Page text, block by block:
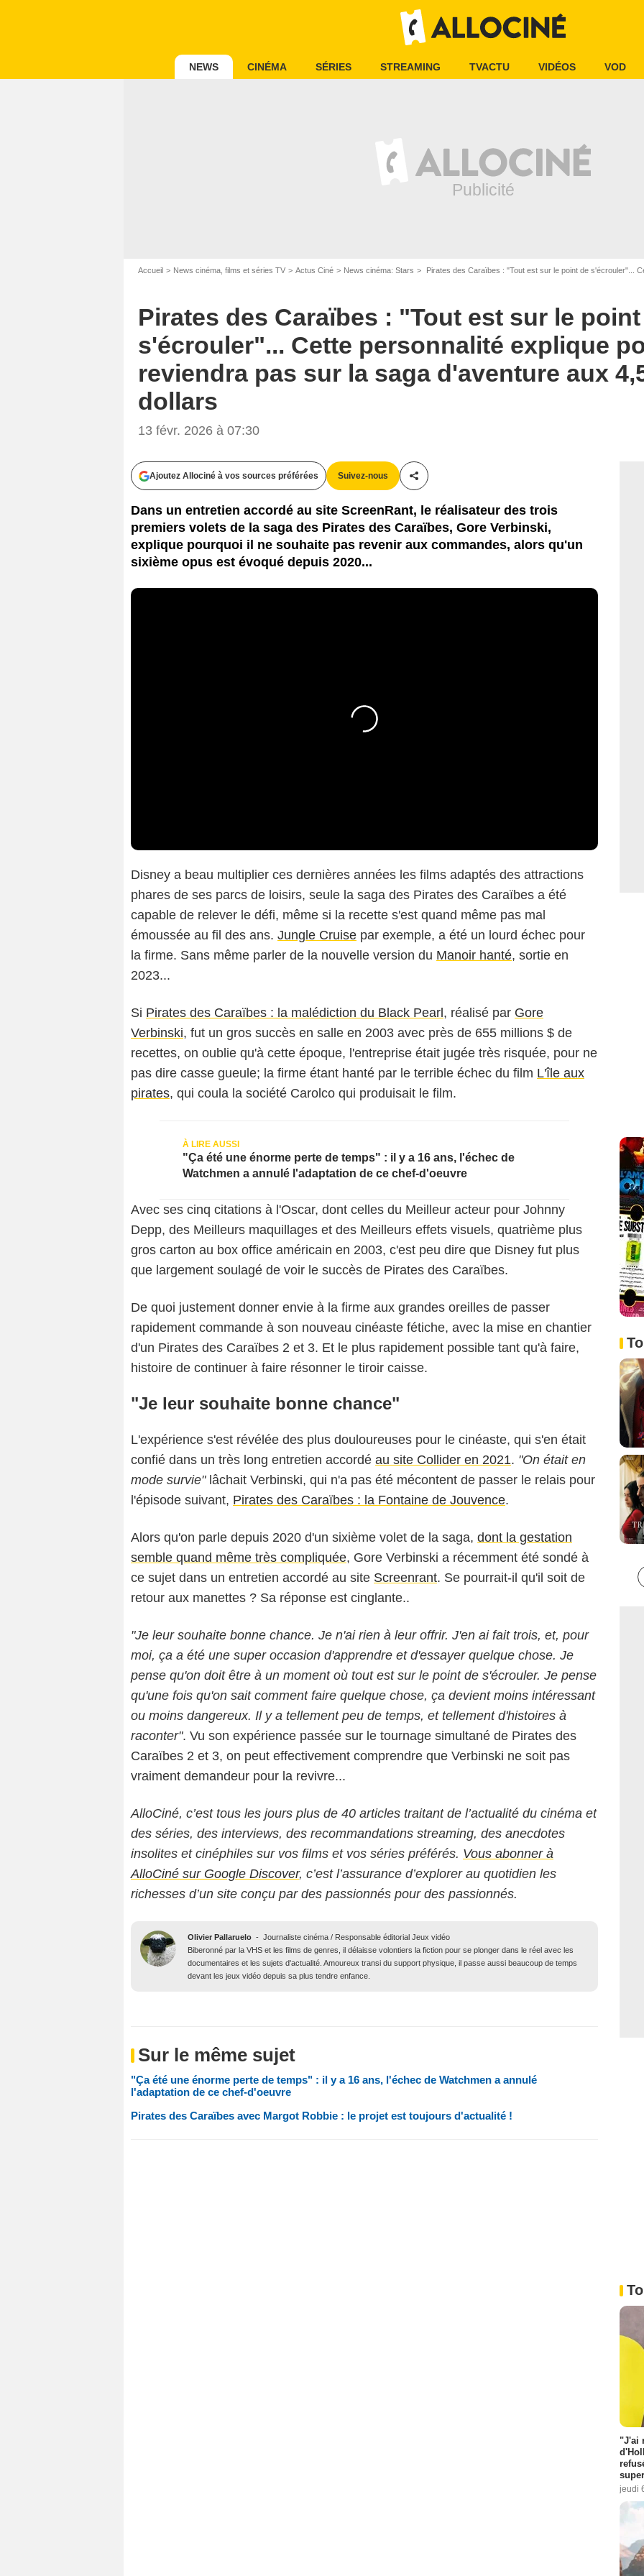
NEWS CINÉMA SÉRIES STREAMING TVACTU VIDÉOS VOD
Accueil News cinéma, films et séries TV Actus Ciné News cinéma: Stars Pirates des Caraïbes : "Tout est sur le point de s'écrouler"... Cette personnalité explique
Pirates des Caraïbes : "Tout est sur le
s'écrouler"... Cette personnalité explique
reviendra pas sur la saga d'aventure aux
dollars
13 févr. 2026 à 07:30
Ajoutez Allociné à vos sources préférées Suivez-nous
Partager cet article
Dans un entretien accordé au site ScreenRant, le réalisateur des trois
premiers volets de la saga des Pirates des Caraïbes, Gore Verbinski,
explique pourquoi il ne souhaite pas revenir aux commandes, alors qu'un
sixième opus est évoqué depuis 2020...
Disney a beau multiplier ces dernières années les films adaptés des attractions
phares de ses parcs de loisirs, seule la saga des Pirates des Caraïbes a été
capable de relever le défi, même si la recette s'est quand même pas mal
émoussée au fil des ans. Jungle Cruise par exemple, a été un lourd échec pour
la firme. Sans même parler de la nouvelle version du Manoir hanté, sortie en
2023...
Si Pirates des Caraïbes : la malédiction du Black Pearl , réalisé par Gore
Verbinski, fut un gros succès en salle en 2003 avec près de 655 millions $ de
recettes, on oublie qu'à cette époque, l'entreprise était jugée très risquée, pour ne
pas dire casse gueule; la firme étant hanté par le terrible échec du film L'île aux
pirates, qui coula la société Carolco qui produisait le film.
"Ça été une énorme perte de temps" : il y a 16 ans, l'échec de
Watchmen a annulé l'adaptation de ce chef-d'oeuvre
Avec ses cinq citations à l'Oscar, dont celles du Meilleur acteur pour Johnny
Depp, des Meilleurs maquillages et des Meilleurs effets visuels, quatrième plus
gros carton au box office américain en 2003, c'est peu dire que Disney fut plus
que largement soulagé de voir le succès de Pirates des Caraïbes.
De quoi justement donner envie à la firme aux grandes oreilles de passer
rapidement commande à son nouveau cinéaste fétiche, avec la mise en chantier
d'un Pirates des Caraïbes 2 et 3. Et le plus rapidement possible tant qu'à faire,
histoire de continuer à faire résonner le tiroir caisse.
"Je leur souhaite bonne chance"
L'expérience s'est révélée des plus douloureuses pour le cinéaste, qui s'en était
confié dans un très long entretien accordé au site Collider en 2021. "On était en
mode survie"lâchait Verbinski, qui n'a pas été mécontent de passer le relais pour
l'épisode suivant, Pirates des Caraïbes : la Fontaine de Jouvence.
Alors qu'on parle depuis 2020 d'un sixième volet de la saga, dont la gestation
semble quand même très compliquée, Gore Verbinski a récemment été sondé à
ce sujet dans un entretien accordé au site Screenrant. Se pourrait-il qu'il soit de
retour aux manettes ? Sa réponse est cinglante..
"Je leur souhaite bonne chance. Je n'ai rien à leur offrir. J'en ai fait trois, et, pour
moi, ça a été une super occasion d'apprendre et d'essayer quelque chose. Je
pense qu'on doit être à un moment où tout est sur le point de s'écrouler. Je pense
qu'une fois qu'on sait comment faire quelque chose, ça devient moins intéressant
ou moins dangereux. Il y a tellement peu de temps, et tellement d'histoires à
raconter". Vu son expérience passée sur le tournage simultané de Pirates des
Caraïbes 2 et 3, on peut effectivement comprendre que Verbinski ne soit pas
vraiment demandeur pour la revivre...
AlloCiné, c’est tous les jours plus de 40 articles traitant de l’actualité du cinéma et
des séries, des interviews, des recommandations streaming, des anecdotes
insolites et cinéphiles sur vos films et vos séries préférés. Vous abonner à
AlloCiné sur Google Discover, c’est l’assurance d’explorer au quotidien les
richesses d’un site conçu par des passionnés pour des passionnés.
Olivier Pallaruelo - Journaliste cinéma / Responsable éditorial Jeux vidéo
Biberonné par la VHS et les films de genres, il délaisse volontiers la fiction pour se plonger dans le réel avec les
documentaires et les sujets d'actualité. Amoureux transi du support physique, il passe aussi beaucoup de temps
devant les jeux vidéo depuis sa plus tendre enfance.
Sur le même sujet
"Ça été une énorme perte de temps" : il y a 16 ans, l'échec de Watchmen a annulé
l'adaptation de ce chef-d'oeuvre
Pirates des Caraïbes avec Margot Robbie : le projet est toujours d'actualité !
"J'ai
jeudi